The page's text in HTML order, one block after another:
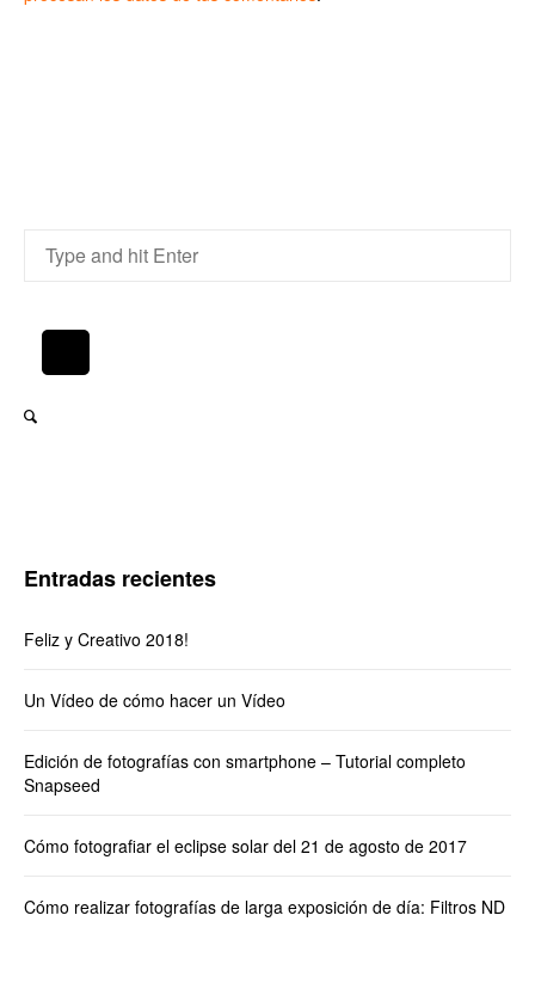
Entradas recientes
Feliz y Creativo 2018!
Un Vídeo de cómo hacer un Vídeo
Edición de fotografías con smartphone – Tutorial completo
Snapseed
Cómo fotografiar el eclipse solar del 21 de agosto de 2017
Cómo realizar fotografías de larga exposición de día: Filtros ND